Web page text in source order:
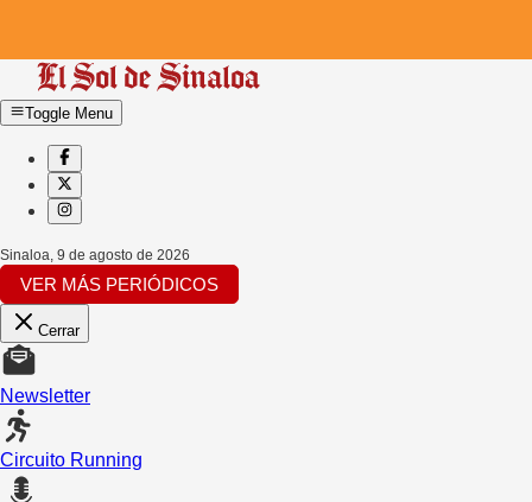
Toggle Menu
Sinaloa, 9 de agosto de 2026
VER MÁS PERIÓDICOS
Cerrar
Newsletter
Circuito Running